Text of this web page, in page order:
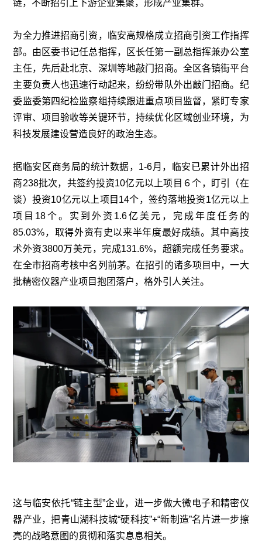
链，不断招引上下游企业集聚，形成产业集群。
为全力推进招商引资，临安高规格成立招商引资工作指挥
部。由区委书记任总指挥，区长任第一副总指挥兼办公室
主任，先后赴北京、深圳等地敲门招商。全区各镇街平台
主要负责人也迅速行动起来，纷纷带队外出敲门招商。纪
委监委第四纪检监察组持续跟进重点项目监督，紧盯专家
评审、项目验收等关键环节，持续优化区域创业环境，为
科技发展建设营造良好的政治生态。
据临安区商务局的统计数据，1-6月，临安已累计外出招
商238批次，共签约投资10亿元以上项目６个，盯引（在
谈）投资10亿元以上项目14个，签约落地投资1亿元以上
项目18个。实到外资1.6亿美元，完成年度任务的
85.03%，取得外资有史以来半年度最好成绩。其中高技
术外资3800万美元，完成131.6%，超额完成任务要求。
在全市招商考核中名列前茅。在招引的诸多项目中，一大
批精密仪器产业项目抱团落户，格外引人关注。
这与临安依托“链主型”企业，进一步做大微电子和精密仪
器产业，把青山湖科技城“硬科技”+“新制造”名片进一步擦
亮的战略意图的贯彻和落实息息相关。